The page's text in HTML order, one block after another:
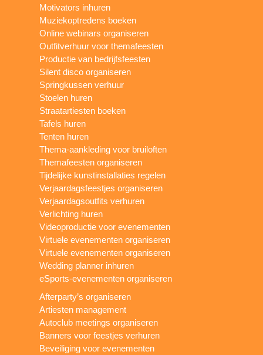
Motivators inhuren
Muziekoptredens boeken
Online webinars organiseren
Outfitverhuur voor themafeesten
Productie van bedrijfsfeesten
Silent disco organiseren
Springkussen verhuur
Stoelen huren
Straatartiesten boeken
Tafels huren
Tenten huren
Thema-aankleding voor bruiloften
Themafeesten organiseren
Tijdelijke kunstinstallaties regelen
Verjaardagsfeestjes organiseren
Verjaardagsoutfits verhuren
Verlichting huren
Videoproductie voor evenementen
Virtuele evenementen organiseren
Virtuele evenementen organiseren
Wedding planner inhuren
eSports-evenementen organiseren
Afterparty’s organiseren
Artiesten management
Autoclub meetings organiseren
Banners voor feestjes verhuren
Beveiliging voor evenementen